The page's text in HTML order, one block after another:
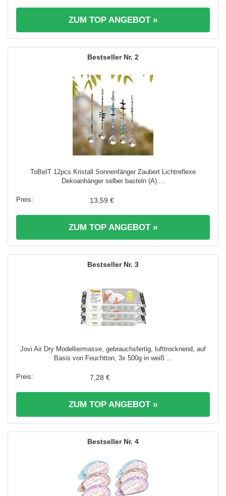
ZUM TOP ANGEBOT »
2
ToBeIT 12pcs Kristall Sonnenfänger Zaubert Lichtreflexe
Dekoanhänger selber basteln (A) ...
13,59 €
ZUM TOP ANGEBOT »
3
Jovi Air Dry Modelliermasse, gebrauchsfertig, lufttrocknend, auf
Basis von Feuchtton, 3x 500g in weiß ...
7,28 €
ZUM TOP ANGEBOT »
4